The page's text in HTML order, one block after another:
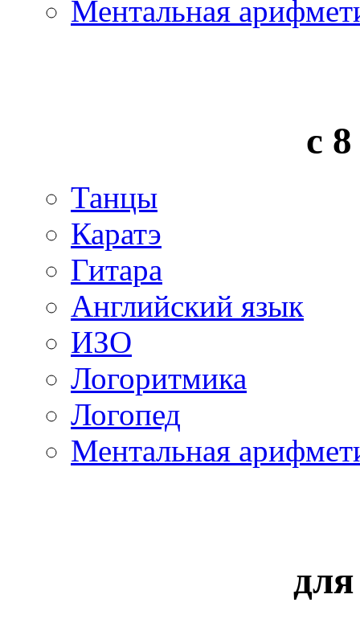
Ментальная
с
Танцы
Каратэ
Гитара
Английский язык
ИЗО
Логоритмика
Логопед
Ментальная